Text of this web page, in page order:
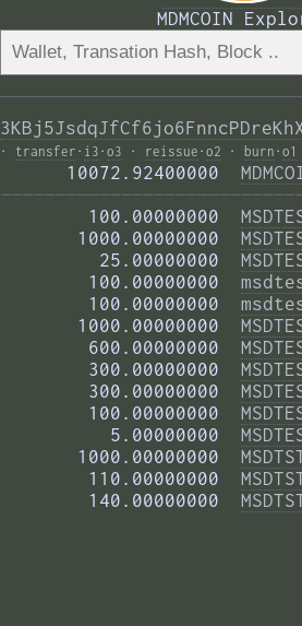
MDMCOIN
· transfer · i3 · o3 · reissue · o2 · burn · o1
      10072.92400000
        100.00000000
       1000.00000000
         25.00000000
        100.00000000
        100.00000000
       1000.00000000
        600.00000000
        300.00000000
        300.00000000
        100.00000000
          5.00000000
       1000.00000000
        110.00000000
        140.00000000